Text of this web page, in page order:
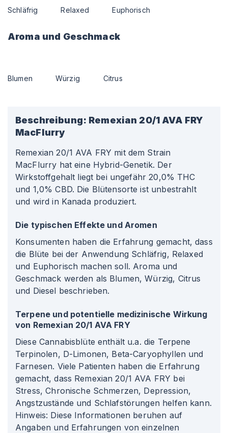
Schläfrig Relaxed Euphorisch
Aroma und Geschmack
Blumen Würzig Citrus
Beschreibung: Remexian 20/1 AVA FRY
MacFlurry
Remexian 20/1 AVA FRY mit dem Strain
MacFlurry hat eine Hybrid-Genetik. Der
Wirkstoffgehalt liegt bei ungefähr 20,0% THC
und 1,0% CBD. Die Blütensorte ist unbestrahlt
und wird in Kanada produziert.
Die typischen Effekte und Aromen
Konsumenten haben die Erfahrung gemacht, dass
die Blüte bei der Anwendung Schläfrig, Relaxed
und Euphorisch machen soll. Aroma und
Geschmack werden als Blumen, Würzig, Citrus
und Diesel beschrieben.
Terpene und potentielle medizinische Wirkung
von Remexian 20/1 AVA FRY
Diese Cannabisblüte enthält u.a. die Terpene
Terpinolen, D-Limonen, Beta-Caryophyllen und
Farnesen. Viele Patienten haben die Erfahrung
gemacht, dass Remexian 20/1 AVA FRY bei
Stress, Chronische Schmerzen, Depression,
Angstzustände und Schlafstörungen helfen kann.
Hinweis: Diese Informationen beruhen auf
Angaben und Erfahrungen von einzelnen